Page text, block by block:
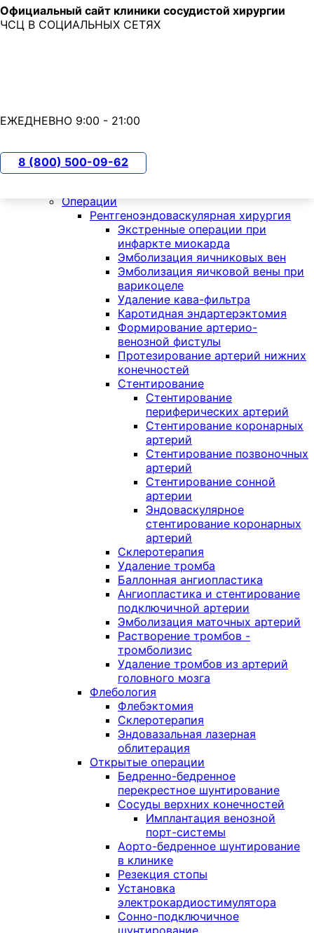
Skip to main content
ОМС
КТ по ОМС
Операции
Рентгеноэндоваскулярная хирургия
Экстренные операции при
инфаркте миокарда
Эмболизация яичниковых вен
Эмболизация яичковой вены при
варикоцеле
Удаление кава-фильтра
Каротидная эндартерэктомия
Формирование артерио-
венозной фистулы
Протезирование артерий нижних
конечностей
Стентирование
Стентирование
периферических артерий
Стентирование коронарных
артерий
Стентирование позвоночных
артерий
Стентирование сонной
артерии
Эндоваскулярное
стентирование коронарных
артерий
Склеротерапия
Удаление тромба
Баллонная ангиопластика
Ангиопластика и стентирование
подключичной артерии
Эмболизация маточных артерий
Растворение тромбов -
тромболизис
Удаление тромбов из артерий
головного мозга
Флебология
Флебэктомия
Склеротерапия
Эндовазальная лазерная
облитерация
Открытые операции
Бедренно-бедренное
перекрестное шунтирование
Сосуды верхних конечностей
Имплантация венозной
порт-системы
Аорто-бедренное шунтирование
в клинике
Резекция стопы
Установка
электрокардиостимулятора
Сонно-подключичное
шунтирование
Официальный сайт клиники сосудистой хирургии
ЧСЦ В СОЦИАЛЬНЫХ СЕТЯХ
ЕЖЕДНЕВНО 9:00 - 21:00
8 (800) 500-09-62